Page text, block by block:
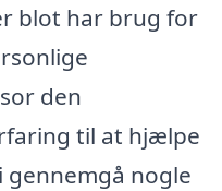
blot har brug for
den
til at hjælpe
gennemgå nogle